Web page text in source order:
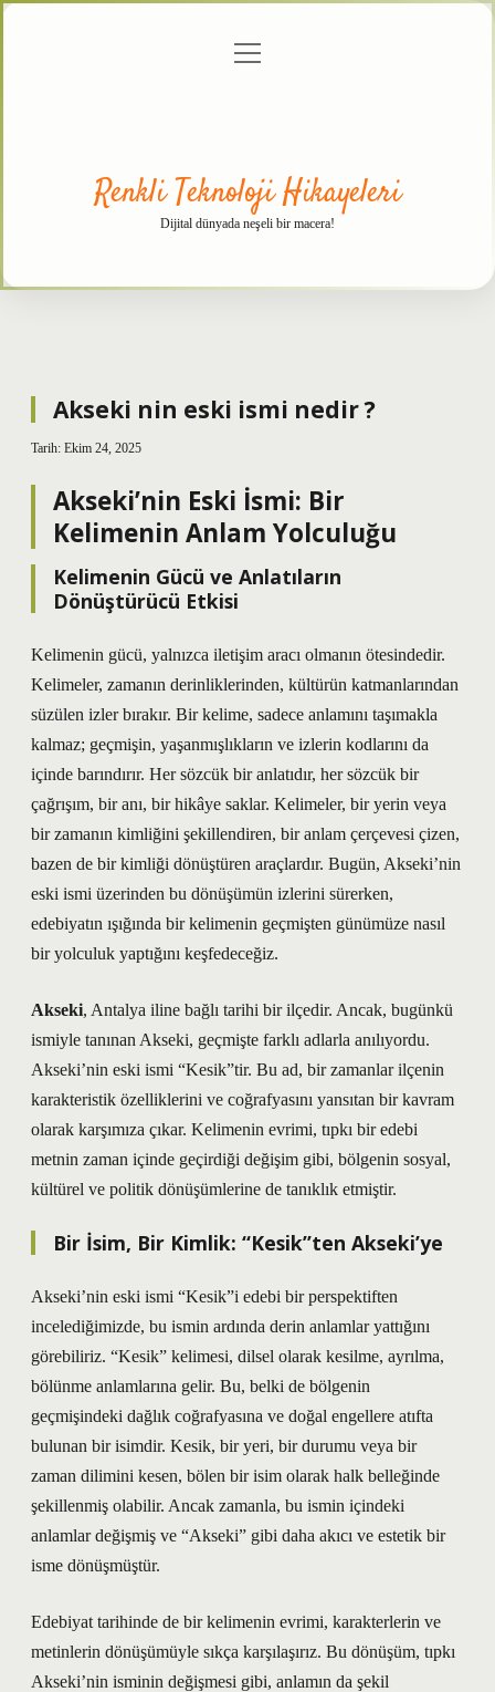
menüyü
Renkli Teknoloji Hikayeleri
Dijital dünyada neşeli bir macera!
Akseki nin eski ismi nedir ?
Tarih: Ekim 24, 2025
Akseki’nin Eski İsmi: Bir
Kelimenin Anlam Yolculuğu
Kelimenin Gücü ve Anlatıların
Dönüştürücü Etkisi
Kelimenin gücü, yalnızca iletişim aracı olmanın ötesindedir.
Kelimeler, zamanın derinliklerinden, kültürün katmanlarından
süzülen izler bırakır. Bir kelime, sadece anlamını taşımakla
kalmaz; geçmişin, yaşanmışlıkların ve izlerin kodlarını da
içinde barındırır. Her sözcük bir anlatıdır, her sözcük bir
çağrışım, bir anı, bir hikâye saklar. Kelimeler, bir yerin veya
bir zamanın kimliğini şekillendiren, bir anlam çerçevesi çizen,
bazen de bir kimliği dönüştüren araçlardır. Bugün, Akseki’nin
eski ismi üzerinden bu dönüşümün izlerini sürerken,
edebiyatın ışığında bir kelimenin geçmişten günümüze nasıl
bir yolculuk yaptığını keşfedeceğiz.
Akseki, Antalya iline bağlı tarihi bir ilçedir. Ancak, bugünkü
ismiyle tanınan Akseki, geçmişte farklı adlarla anılıyordu.
Akseki’nin eski ismi “Kesik”tir. Bu ad, bir zamanlar ilçenin
karakteristik özelliklerini ve coğrafyasını yansıtan bir kavram
olarak karşımıza çıkar. Kelimenin evrimi, tıpkı bir edebi
metnin zaman içinde geçirdiği değişim gibi, bölgenin sosyal,
kültürel ve politik dönüşümlerine de tanıklık etmiştir.
Bir İsim, Bir Kimlik: “Kesik”ten Akseki’ye
Akseki’nin eski ismi “Kesik”i edebi bir perspektiften
incelediğimizde, bu ismin ardında derin anlamlar yattığını
görebiliriz. “Kesik” kelimesi, dilsel olarak kesilme, ayrılma,
bölünme anlamlarına gelir. Bu, belki de bölgenin
geçmişindeki dağlık coğrafyasına ve doğal engellere atıfta
bulunan bir isimdir. Kesik, bir yeri, bir durumu veya bir
zaman dilimini kesen, bölen bir isim olarak halk belleğinde
şekillenmiş olabilir. Ancak zamanla, bu ismin içindeki
anlamlar değişmiş ve “Akseki” gibi daha akıcı ve estetik bir
isme dönüşmüştür.
Edebiyat tarihinde de bir kelimenin evrimi, karakterlerin ve
metinlerin dönüşümüyle sıkça karşılaşırız. Bu dönüşüm, tıpkı
Akseki’nin isminin değişmesi gibi, anlamın da şekil